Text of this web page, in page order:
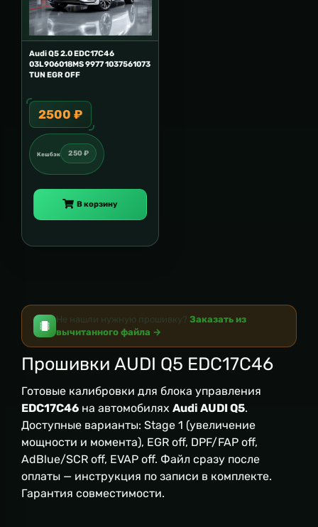
Audi Q5 2.0 EDC17C46
03L906018MS 9977 1037561073
TUN EGR OFF
2500 ₽
Кешбэк 250 ₽
В корзину
Не нашли нужную прошивку? Заказать из
вычитанного файла →
Прошивки AUDI Q5 EDC17C46
Готовые калибровки для блока управления
EDC17C46 на автомобилях Audi AUDI Q5.
Доступные варианты: Stage 1 (увеличение
мощности и момента), EGR off, DPF/FAP off,
AdBlue/SCR off, EVAP off. Файл сразу после
оплаты — инструкция по записи в комплекте.
Гарантия совместимости.